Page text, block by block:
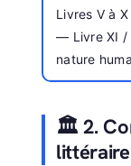
Livres V à
— Livre XI /
nature
🏛️ 2.
littéraire